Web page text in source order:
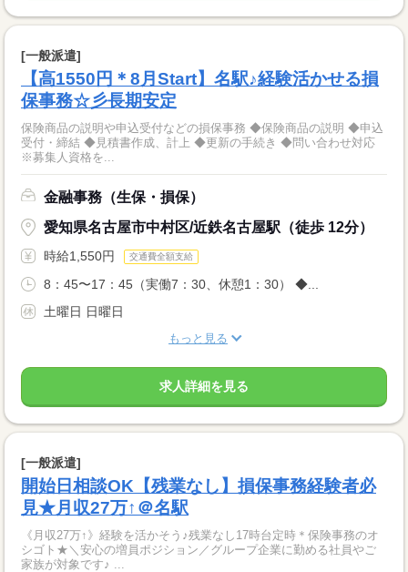
[一般派遣]
【高1550円＊8月Start】名駅♪経験活かせる損
保事務☆彡長期安定
保険商品の説明や申込受付などの損保事務 ◆保険商品の説明 ◆申込
受付・締結 ◆見積書作成、計上 ◆更新の手続き ◆問い合わせ対応
※募集人資格を...
金融事務（生保・損保）
愛知県名古屋市中村区/近鉄名古屋駅（徒歩 12分）
時給1,550円 交通費全額支給
8：45〜17：45（実働7：30、休憩1：30） ◆...
土曜日 日曜日
もっと見る
求人詳細を見る
[一般派遣]
開始日相談OK【残業なし】損保事務経験者必
見★月収27万↑＠名駅
《月収27万↑》経験を活かそう♪残業なし17時台定時＊保険事務のオ
シゴト★＼安心の増員ポジション／グループ企業に勤める社員やご
家族が対象です♪ ...